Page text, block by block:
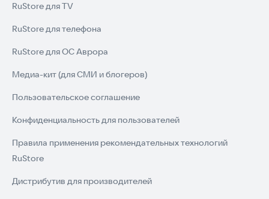
RuStore для TV
RuStore для телефона
RuStore для ОС Аврора
Медиа-кит (для СМИ и блогеров)
Пользовательское соглашение
Конфиденциальность для пользователей
Правила применения рекомендательных технологий
RuStore
Дистрибутив для производителей